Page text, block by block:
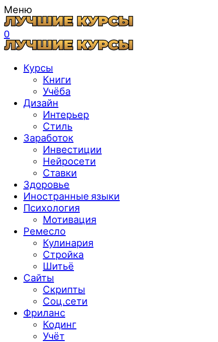
Меню
0
Курсы
Книги
Учёба
Дизайн
Интерьер
Стиль
Заработок
Инвестиции
Нейросети
Ставки
Здоровье
Иностранные языки
Психология
Мотивация
Ремесло
Кулинария
Стройка
Шитьё
Сайты
Скрипты
Соц.сети
Фриланс
Кодинг
Учёт